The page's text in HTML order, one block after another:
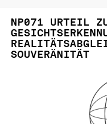
NP071 URTEIL
SOUVERÄNITÄT